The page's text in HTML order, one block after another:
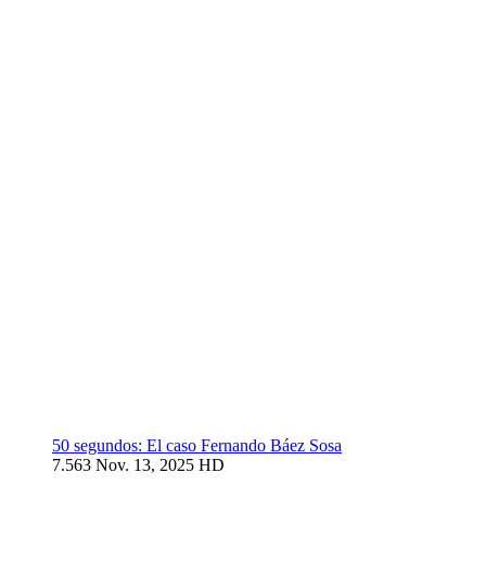
50 segundos: El caso Fernando Báez Sosa
7.563 Nov. 13, 2025 HD